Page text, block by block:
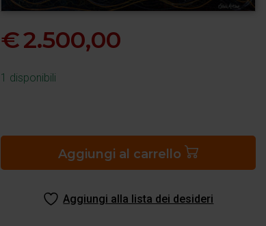
€2.500,00
1 disponibili
quantità
Aggiungi al carrello
Aggiungi alla lista dei desideri